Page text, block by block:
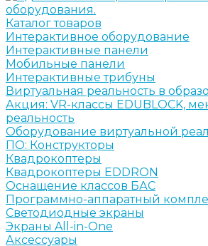
Каталог товаров
Интерактивное оборудование
Интерактивные панели
Мобильные панели
Интерактивные трибуны
Виртуальная реальность в
Акция: VR-классы EDUBLOCK,
реальность
Оборудование виртуальной
ПО: Конструкторы
Квадрокоптеры
Квадрокоптеры EDDRON
Оснащение классов БАС
Программно-аппаратный
Светодиодные экраны
Экраны All-in-One
Аксессуары